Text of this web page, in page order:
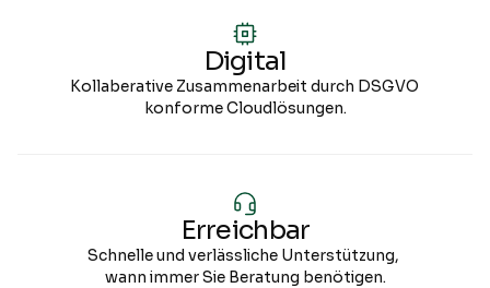
Digital
Kollaberative Zusammenarbeit durch DSGVO
konforme Cloudlösungen.
Erreichbar
Schnelle und verlässliche Unterstützung,
wann immer Sie Beratung benötigen.